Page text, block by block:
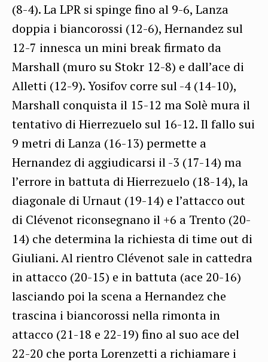
(8-4). La LPR si spinge fino al 9-6, Lanza
doppia i biancorossi (12-6), Hernandez sul
12-7 innesca un mini break firmato da
Marshall (muro su Stokr 12-8) e dall’ace di
Alletti (12-9). Yosifov corre sul -4 (14-10),
Marshall conquista il 15-12 ma Solè mura il
tentativo di Hierrezuelo sul 16-12. Il fallo sui
9 metri di Lanza (16-13) permette a
Hernandez di aggiudicarsi il -3 (17-14) ma
l’errore in battuta di Hierrezuelo (18-14), la
diagonale di Urnaut (19-14) e l’attacco out
di Clévenot riconsegnano il +6 a Trento (20-
14) che determina la richiesta di time out di
Giuliani. Al rientro Clévenot sale in cattedra
in attacco (20-15) e in battuta (ace 20-16)
lasciando poi la scena a Hernandez che
trascina i biancorossi nella rimonta in
attacco (21-18 e 22-19) fino al suo ace del
22-20 che porta Lorenzetti a richiamare i